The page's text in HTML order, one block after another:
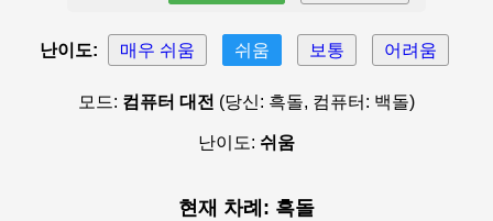
난이도: 매우 쉬움 쉬움 보통 어려움
모드: 컴퓨터 대전 (당신: 흑돌, 컴퓨터: 백돌)
난이도: 쉬움
현재 차례: 흑돌